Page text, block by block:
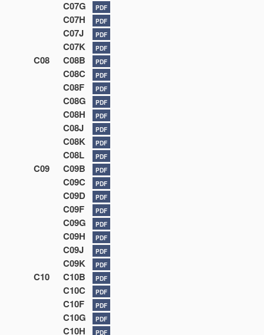
C07G PDF
C07H PDF
C07J PDF
C07K PDF
C08 C08B PDF
C08C PDF
C08F PDF
C08G PDF
C08H PDF
C08J PDF
C08K PDF
C08L PDF
C09 C09B PDF
C09C PDF
C09D PDF
C09F PDF
C09G PDF
C09H PDF
C09J PDF
C09K PDF
C10 C10B PDF
C10C PDF
C10F PDF
C10G PDF
C10H PDF